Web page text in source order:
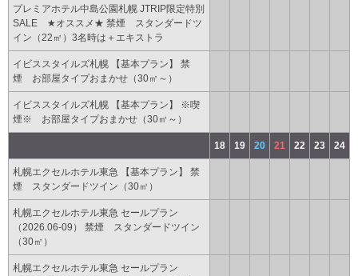
プレミアホテル中島公園札幌 JTRIP限定特別
SALE ★オススメ★ 禁煙 スタンダードツ
イン（22㎡）3名時は＋エキストラ
イビススタイルズ札幌 【基本プラン】 禁
煙 お部屋タイプおまかせ（30㎡～）
イビススタイルズ札幌 【基本プラン】 ※喫
煙※ お部屋タイプおまかせ（30㎡～）
18 19 20 21 22 23 24
札幌エクセルホテル東急 【基本プラン】 禁
煙 スタンダードツイン（30㎡）
札幌エクセルホテル東急 セールプラン
（2026.06-09） 禁煙 スタンダードツイン
（30㎡）
札幌エクセルホテル東急 セールプラン